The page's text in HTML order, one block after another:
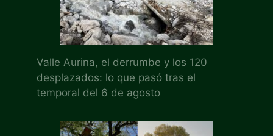
Valle Aurina, el derrumbe y los 120
desplazados: lo que pasó tras el
temporal del 6 de agosto